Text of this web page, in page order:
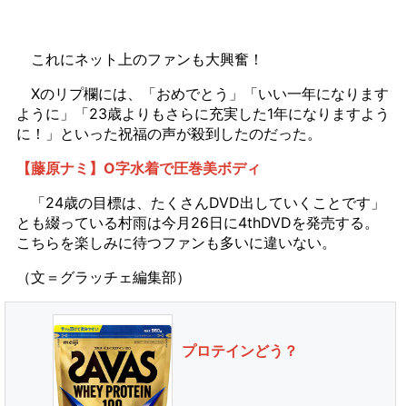
これにネット上のファンも大興奮！
Xのリプ欄には、「おめでとう」「いい一年になります
ように」「23歳よりもさらに充実した1年になりますよう
に！」といった祝福の声が殺到したのだった。
【藤原ナミ】O字水着で圧巻美ボディ
「24歳の目標は、たくさんDVD出していくことです」
とも綴っている村雨は今月26日に4thDVDを発売する。
こちらを楽しみに待つファンも多いに違いない。
（文＝グラッチェ編集部）
プロテインどう？